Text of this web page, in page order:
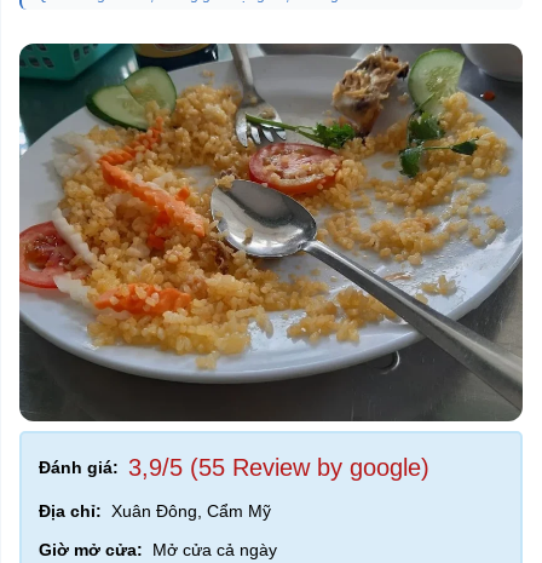
Đánh giá: 3,9/5 (55 Review by google)
Địa chỉ: Xuân Đông, Cẩm Mỹ
Giờ mở cửa:
Mở cửa cả ngày